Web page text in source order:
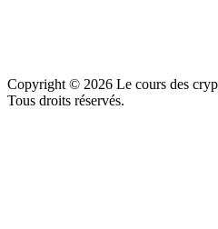
Copyright © 2026 Le cours des
Tous droits réservés.